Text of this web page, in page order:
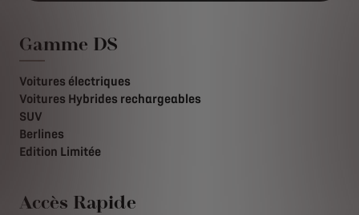
Gamme DS
Voitures électriques
Voitures Hybrides rechargeables
SUV
Berlines
Edition Limitée
Accès Rapide